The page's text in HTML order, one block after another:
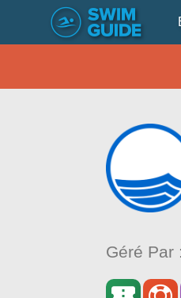
Géré Par :